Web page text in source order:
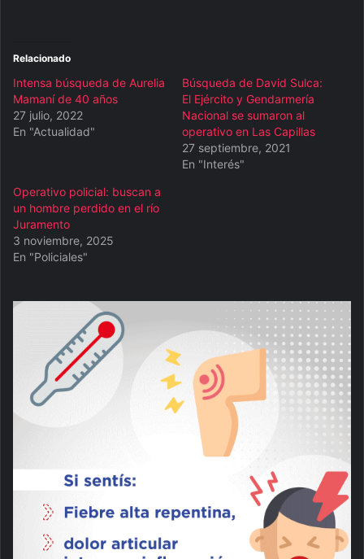
Relacionado
Intensa búsqueda de Aurelia
Mamaní de 40 años
27 julio, 2022
En "Actualidad"
Búsqueda de David Sulca:
El Ejército y Gendarmería
Nacional se sumaron al
operativo en Las Capillas
27 septiembre, 2021
En "Interés"
Operativo policial: buscan a
un hombre perdido en el río
Juramento
3 noviembre, 2025
En "Policiales"